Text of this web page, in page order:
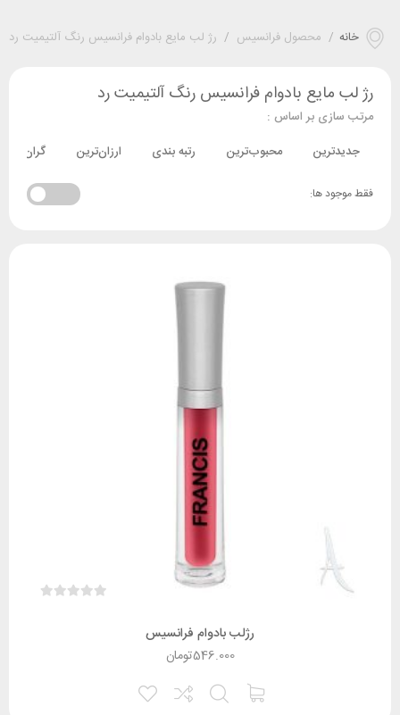
خانه / محصول فرانسیس / رژ لب مایع بادوام فرانسیس رنگ آلتیمیت رد
رژ لب مایع بادوام فرانسیس رنگ آلتیمیت رد
مرتب سازی بر اساس :
جدیدترین
محبوب‌ترین رتبه بندی ارزان‌ترین گران‌ترین
فقط موجود ها:
رژلب بادوام فرانسیس
تومان546.000